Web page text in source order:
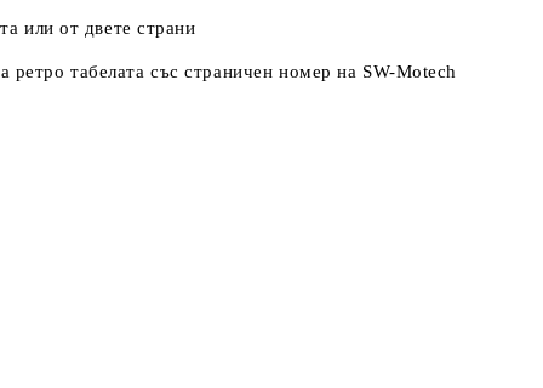
или от двете страни
табелата със страничен номер на SW-Motech